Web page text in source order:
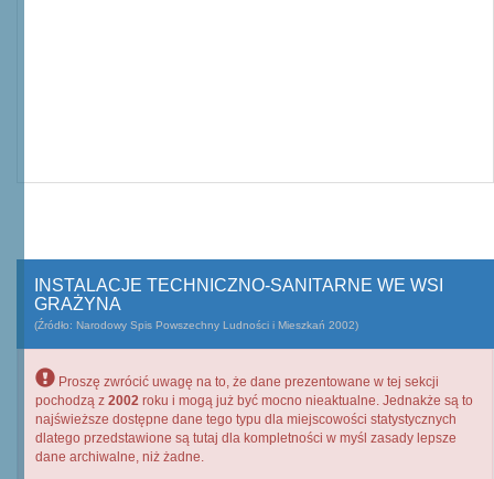
INSTALACJE TECHNICZNO-SANITARNE WE WSI
GRAŻYNA
(Źródło: Narodowy Spis Powszechny Ludności i Mieszkań 2002)
Proszę zwrócić uwagę na to, że dane prezentowane w tej sekcji
pochodzą z 2002 roku i mogą już być mocno nieaktualne. Jednakże są to
najświeższe dostępne dane tego typu dla miejscowości statystycznych
dlatego przedstawione są tutaj dla kompletności w myśl zasady lepsze
dane archiwalne, niż żadne.